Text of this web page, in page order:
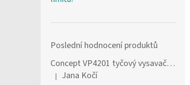
Poslední hodnocení produktů
Concept VP4201 tyčový vysavač / elektrický smeták Tyčový vysavač 2 v 1 AC Suché a mokré Bezsáčkové 0,6 l 90 W Černá, Stříbrná
Hodnocení produktu je 5 z 5 hvězdiček.
| Jana Kočí